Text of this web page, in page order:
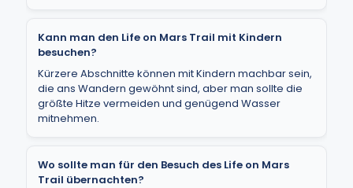
Kann man den Life on Mars Trail mit Kindern
besuchen?
Kürzere Abschnitte können mit Kindern machbar sein,
die ans Wandern gewöhnt sind, aber man sollte die
größte Hitze vermeiden und genügend Wasser
mitnehmen.
Wo sollte man für den Besuch des Life on Mars
Trail übernachten?